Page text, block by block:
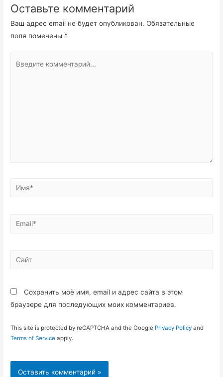
Оставьте комментарий
Ваш адрес email не будет опубликован. Обязательные
поля помечены *
Имя*
Email*
Сайт
Сохранить моё имя, email и адрес сайта в этом
браузере для последующих моих комментариев.
This site is protected by reCAPTCHA and the Google Privacy Policy and
Terms of Service apply.